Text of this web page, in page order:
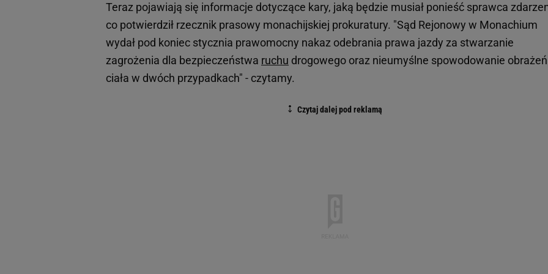
Teraz pojawiają się informacje dotyczące kary, jaką będzie musiał ponieść sprawca
co potwierdził rzecznik prasowy monachijskiej prokuratury. "Sąd Rejonowy w Monachium
wydał pod koniec stycznia prawomocny nakaz odebrania prawa jazdy za stwarzanie
zagrożenia dla bezpieczeństwa ruchu drogowego oraz nieumyślne spowodowanie obrażeń
ciała w dwóch przypadkach" - czytamy.